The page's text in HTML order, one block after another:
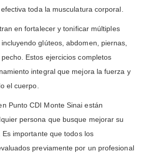
toda la musculatura corporal.
en fortalecer y tonificar múltiples
glúteos, abdomen, piernas,
Estos ejercicios completos
integral que mejora la fuerza y
el cuerpo.
Punto CDI Monte Sinai están
persona que busque mejorar su
importante que todos los
previamente por un profesional